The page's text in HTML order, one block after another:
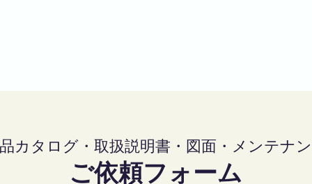
カタログ・取扱説明書・図面・メンテナ
ご依頼フォーム